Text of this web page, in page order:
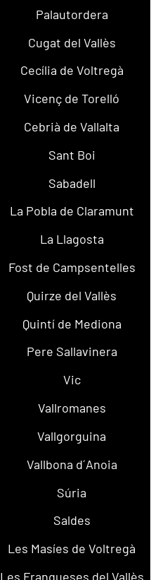
Palautordera
Cugat del Vallès
Cecília de Voltregà
Vicenç de Torelló
Cebrià de Vallalta
Sant Boi
Sabadell
La Pobla de Claramunt
La Llagosta
Fost de Campsentelles
Quirze del Vallès
Quintí de Mediona
Pere Sallavinera
Vic
Vallromanes
Vallgorguina
Vallbona d´Anoia
Súria
Saldes
Les Masíes de Voltregà
Les Franqueses del Vallès